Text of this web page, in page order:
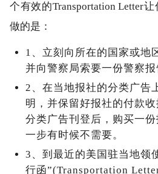
个有效的Transportation Letter
做的是：
1、立刻向所在的国家或地
并向警察局索要一份警察报
2、在当地报社的分类广告
明，并保留好报社的付款
分类广告刊登后，购买一
一步有时候不需要。
3、到最近的美国驻当地领
行函”(Transportation